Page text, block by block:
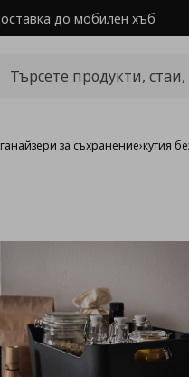
до мобилен хъб
за съхранение›кутия